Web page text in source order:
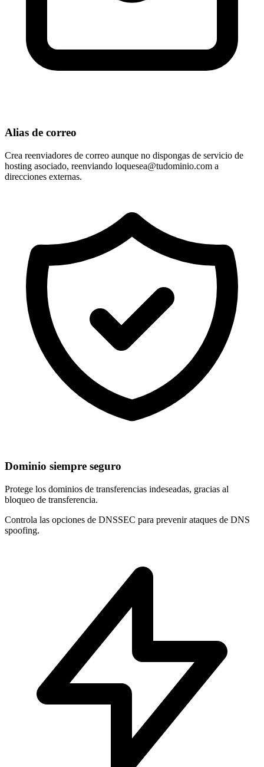
Alias de correo
Crea reenviadores de correo aunque no dispongas de servicio de
hosting asociado, reenviando loquesea@tudominio.com a
direcciones externas.
Dominio siempre seguro
Protege los dominios de transferencias indeseadas, gracias al
bloqueo de transferencia.
Controla las opciones de DNSSEC para prevenir ataques de DNS
spoofing.